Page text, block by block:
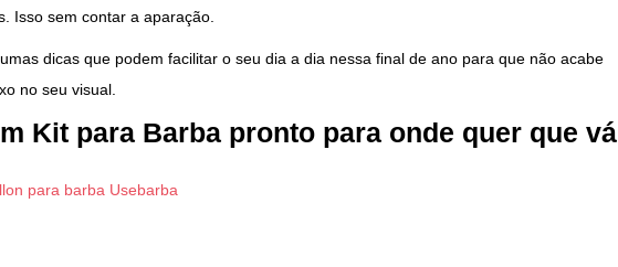
Isso sem contar a aparação.
dicas que podem facilitar o seu dia a dia nessa final de ano para que não acabe
no seu visual.
Kit para Barba pronto para onde quer que vá